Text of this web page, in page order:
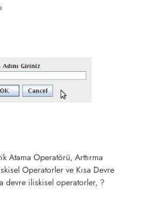
Atama Operatörü, Arttırma
Operatorler ve Kısa Devre
devre iliskisel operatorler, ?